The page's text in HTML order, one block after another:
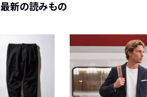
最新の読みもの